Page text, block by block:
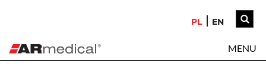
PL EN
MENU